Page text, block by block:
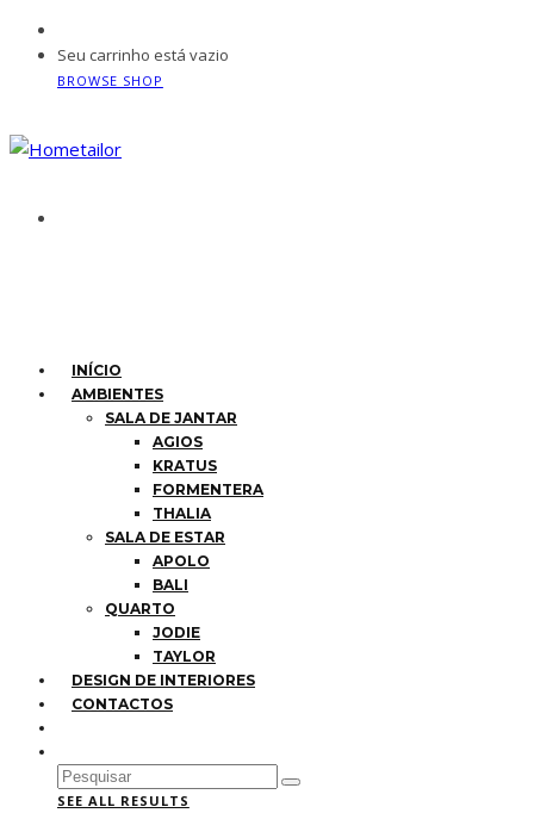
Seu carrinho está vazio
BROWSE SHOP
INÍCIO
AMBIENTES
SALA DE JANTAR
AGIOS
KRATUS
FORMENTERA
THALIA
SALA DE ESTAR
APOLO
BALI
QUARTO
JODIE
TAYLOR
DESIGN DE INTERIORES
CONTACTOS
SEE ALL RESULTS